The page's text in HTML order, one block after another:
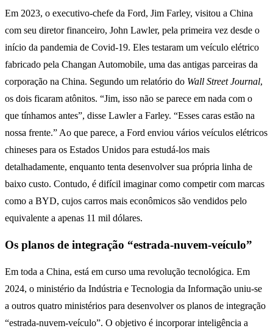
Em 2023, o executivo-chefe da Ford, Jim Farley, visitou a China
com seu diretor financeiro, John Lawler, pela primeira vez desde o
início da pandemia de Covid-19. Eles testaram um veículo elétrico
fabricado pela Changan Automobile, uma das antigas parceiras da
corporação na China. Segundo um relatório do Wall Street Journal,
os dois ficaram atônitos. “Jim, isso não se parece em nada com o
que tínhamos antes”, disse Lawler a Farley. “Esses caras estão na
nossa frente.” Ao que parece, a Ford enviou vários veículos elétricos
chineses para os Estados Unidos para estudá-los mais
detalhadamente, enquanto tenta desenvolver sua própria linha de
baixo custo. Contudo, é difícil imaginar como competir com marcas
como a BYD, cujos carros mais econômicos são vendidos pelo
equivalente a apenas 11 mil dólares.
Os planos de integração “estrada-nuvem-veículo”
Em toda a China, está em curso uma revolução tecnológica. Em
2024, o ministério da Indústria e Tecnologia da Informação uniu-se
a outros quatro ministérios para desenvolver os planos de integração
“estrada-nuvem-veículo”. O objetivo é incorporar inteligência a